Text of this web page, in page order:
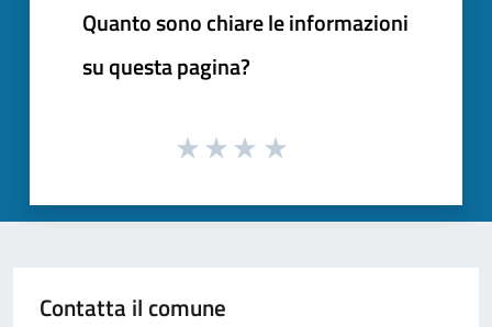
Quanto sono chiare le informazioni
su questa pagina?
Contatta il comune